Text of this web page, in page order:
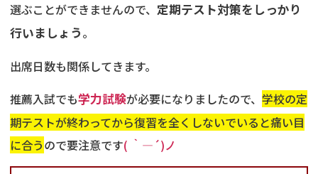
選ぶことができませんので、 定期テスト対策をしっかり
行いましょう。
出席日数も関係してきます。
推薦入試でも学力試験が必要になりましたので、 学校の定
期テストが終わってから復習を全くしないでいると痛い目
に合うので要注意です( ｀―´)ノ